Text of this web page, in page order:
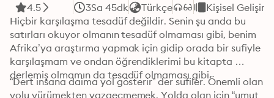
4.5 3Sa 45dk Türkçe
Kişisel Gelişim
Hiçbir karşılaşma tesadüf değildir. Senin şu anda bu
satırları okuyor olmanın tesadüf olmaması gibi, benim
Afrika’ya araştırma yapmak için gidip orada bir sufiyle
karşılaşmam ve ondan öğrendiklerimi bu kitapta
derlemiş olmamın da tesadüf olmaması gibi.
“Dert insana daima yol gösterir” der sufiler. Önemli olan
yolu yürümekten vazgeçmemek. Yolda olan için “umut